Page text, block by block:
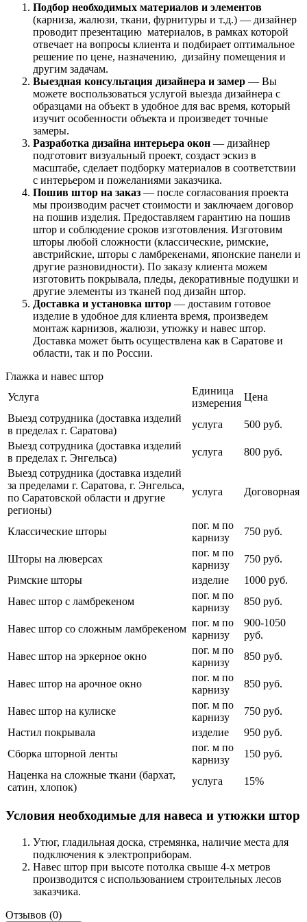
Подбор необходимых материалов и элементов
(карниза, жалюзи, ткани, фурнитуры и т.д.) — дизайнер
проводит презентацию материалов, в рамках которой
отвечает на вопросы клиента и подбирает оптимальное
решение по цене, назначению, дизайну помещения и
другим задачам.
Выездная консультация дизайнера и замер — Вы
можете воспользоваться услугой выезда дизайнера с
образцами на объект в удобное для вас время, который
изучит особенности объекта и произведет точные
замеры.
Разработка дизайна интерьера окон — дизайнер
подготовит визуальный проект, создаст эскиз в
масштабе, сделает подборку материалов в соответствии
с интерьером и пожеланиями заказчика.
Пошив штор на заказ — после согласования проекта
мы производим расчет стоимости и заключаем договор
на пошив изделия. Предоставляем гарантию на пошив
штор и соблюдение сроков изготовления. Изготовим
шторы любой сложности (классические, римские,
австрийские, шторы с ламбрекенами, японские панели и
другие разновидности). По заказу клиента можем
изготовить покрывала, пледы, декоративные подушки и
другие элементы из тканей под дизайн штор.
Доставка и установка штор — доставим готовое
изделие в удобное для клиента время, произведем
монтаж карнизов, жалюзи, утюжку и навес штор.
Доставка может быть осуществлена как в Саратове и
области, так и по России.
Глажка и навес штор
Услуга
Единица
измерения
Цена
Выезд сотрудника (доставка изделий
в пределах г. Саратова)
услуга
500 руб.
Выезд сотрудника (доставка изделий
в пределах г. Энгельса)
услуга
800 руб.
Выезд сотрудника (доставка изделий
за пределами г. Саратова, г. Энгельса,
по Саратовской области и другие
регионы)
услуга Договорная
Классические шторы
пог. м по
карнизу
750 руб.
Шторы на люверсах
пог. м по
карнизу
750 руб.
Римские шторы
изделие
1000 руб.
Навес штор с ламбрекеном
пог. м по
карнизу
850 руб.
Навес штор со сложным ламбрекеном
пог. м по
карнизу
900-1050
руб.
Навес штор на эркерное окно
пог. м по
карнизу
850 руб.
Навес штор на арочное окно
пог. м по
карнизу
850 руб.
Навес штор на кулиске
пог. м по
карнизу
750 руб.
Настил покрывала
изделие
950 руб.
Сборка шторной ленты
пог. м по
карнизу
150 руб.
Наценка на сложные ткани (бархат,
сатин, хлопок)
услуга 15%
Условия необходимые для навеса и утюжки штор
Утюг, гладильная доска, стремянка, наличие места для
подключения к электроприборам.
Навес штор при высоте потолка свыше 4-х метров
производится с использованием строительных лесов
заказчика.
Отзывов (0)